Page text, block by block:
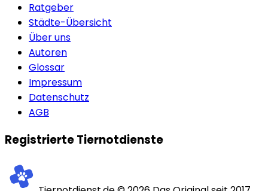
Ratgeber
Städte-Übersicht
Über uns
Autoren
Glossar
Impressum
Datenschutz
AGB
Registrierte Tiernotdienste